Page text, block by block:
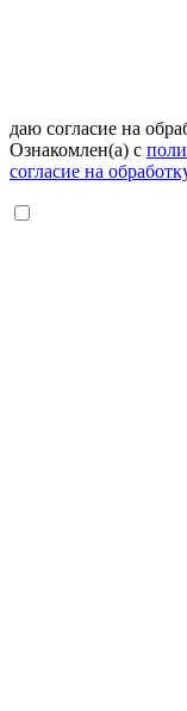
даю согласие на
Ознакомлен(а) с
согласие на